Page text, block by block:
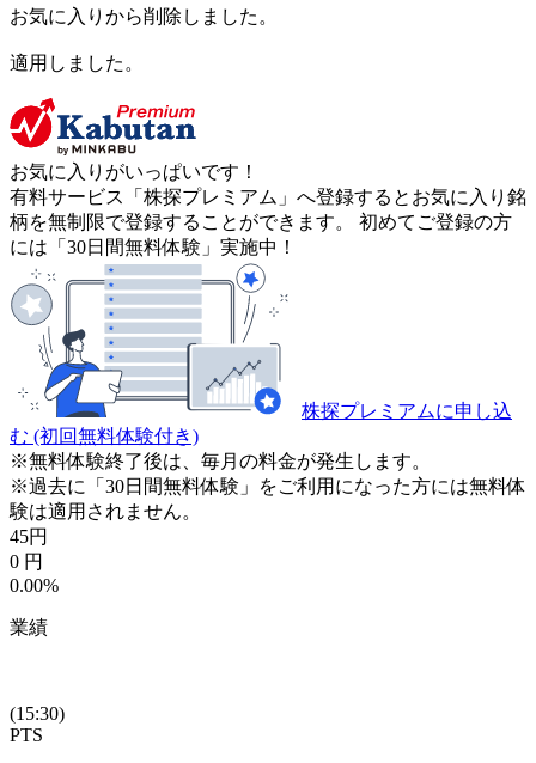
お気に入りから削除しました。
適用しました。
お気に入りがいっぱいです！
有料サービス「株探プレミアム」へ登録するとお気に入り銘
柄を無制限で登録することができます。 初めてご登録の方
には「30日間無料体験」実施中！
株探プレミアムに申し込
む (初回無料体験付き)
※無料体験終了後は、毎月の料金が発生します。
※過去に「30日間無料体験」をご利用になった方には無料体
験は適用されません。
45円
0 円
0.00%
業績
(15:30)
PTS